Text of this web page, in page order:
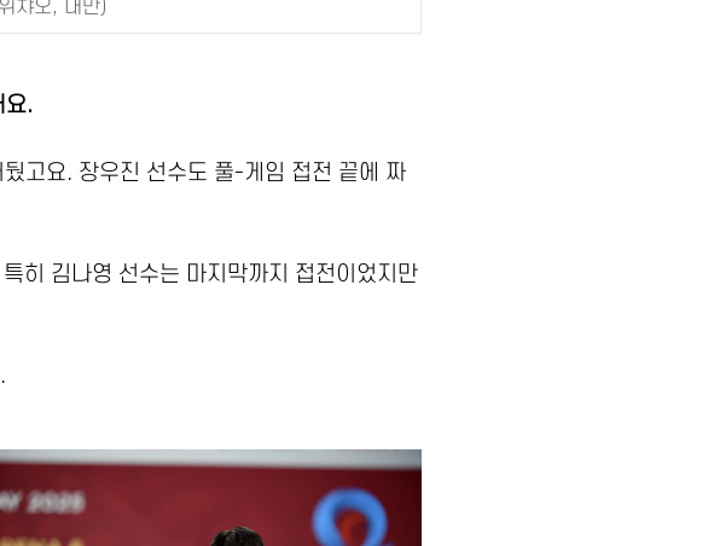
챠오, 대만)
요.
고요. 장우진 선수도 풀-게임 접전 끝에 짜
히 김나영 선수는 마지막까지 접전이었지만